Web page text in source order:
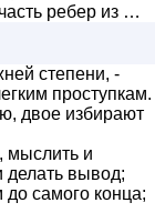
ребер из …
степени, -
проступкам.
двое избирают
мыслить и
делать вывод;
до самого конца;